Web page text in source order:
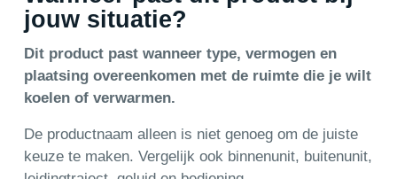
jouw situatie?
Dit product past wanneer type, vermogen en
plaatsing overeenkomen met de ruimte die je wilt
koelen of verwarmen.
De productnaam alleen is niet genoeg om de juiste
keuze te maken. Vergelijk ook binnenunit, buitenunit,